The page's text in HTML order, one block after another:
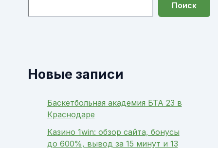
Поиск
Новые записи
Баскетбольная академия БТА 23 в
Краснодаре
Казино 1win: обзор сайта, бонусы
до 600%, вывод за 15 минут и 13